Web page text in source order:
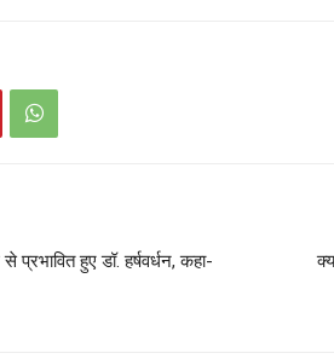
प्रभावित हुए डॉ. हर्षवर्धन, कहा-